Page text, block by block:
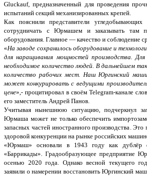
Gluckauf, предназначенный для проведения
испытаний секций механизированных крепей.
Как пояснили представители
сотрудничать с Юрмашем и заказывать там
оборудования. Главное — качество и соблюдение
«На заводе сохранилось оборудование и
для наращивания мощностей производства.
необходимое количество людей. В дальнейшем
количество рабочих мест. Наш Юргинский
может конкурировать с ведущими
цене»,- процитировал в своём Telegram-канале
его заместитель Андрей Панов.
Учитывая нынешнюю ситуацию, подчеркнул
Юрмаша может не только обеспечить
запасных частей иностранного производства.
здоровой конкуренции на рынке российских
«Юрмаш» основали в 1943 году как дублёр
«Баррикады». Градообразующее предприятие
осенью 2020 года. Однако весной текущего
заявили о намерении восстановить Юргинский